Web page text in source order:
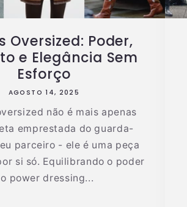
Oversized: Poder,
e Elegância Sem
Esforço
AGOSTO 14, 2025
não é mais apenas
emprestada do guarda-
parceiro - ele é uma peça
si só. Equilibrando o poder
power dressing...